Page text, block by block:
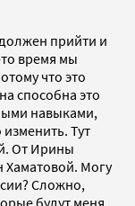
прийти и
время мы
что это
способна это
навыками,
Тут
От Ирины
Хаматовой. Могу
Сложно,